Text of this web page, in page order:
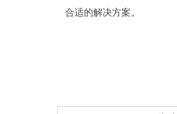
合适的解决方案。